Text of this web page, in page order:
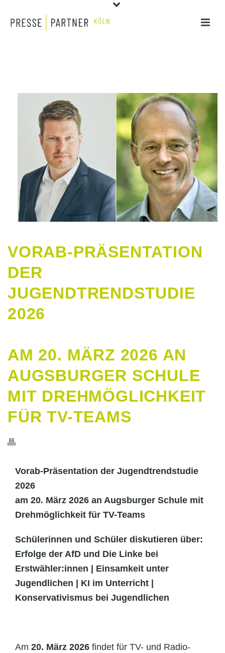
VORAB-PRÄSENTATION
DER
JUGENDTRENDSTUDIE
2026
AM 20. MÄRZ 2026 AN
AUGSBURGER SCHULE
MIT DREHMÖGLICHKEIT
FÜR TV-TEAMS
Vorab-Präsentation der Jugendtrendstudie
2026
am 20. März 2026 an Augsburger Schule mit
Drehmöglichkeit für TV-Teams
Schülerinnen und Schüler diskutieren über:
Erfolge der AfD und Die Linke bei
Erstwähler:innen | Einsamkeit unter
Jugendlichen | KI im Unterricht |
Konservativismus bei Jugendlichen
Am 20. März 2026 findet für TV- und Radio-